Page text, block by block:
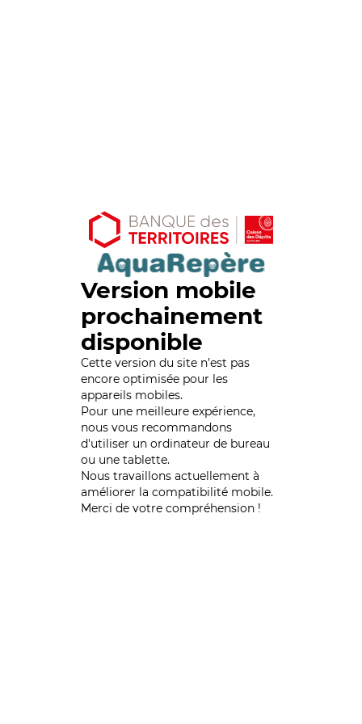
Version mobile
prochainement
disponible
Cette version du site n’est pas
encore optimisée pour les
appareils mobiles.
Pour une meilleure expérience,
nous vous recommandons
d'utiliser un ordinateur de bureau
ou une tablette.
Nous travaillons actuellement à
améliorer la compatibilité mobile.
Merci de votre compréhension !